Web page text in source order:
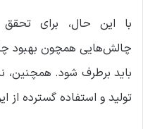
با این حال، برای تحقق
چالش‌هایی همچون بهبود
باید برطرف شود. همچنین،
تولید و استفاده گسترده از